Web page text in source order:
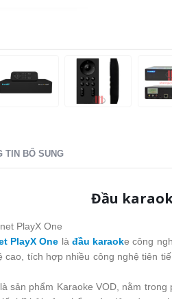
TIN BỔ SUNG
Đầu
PlayX One là đầu karaoke công
cao, tích hợp nhiều công nghệ tiên
sản phẩm Karaoke VOD, nằm